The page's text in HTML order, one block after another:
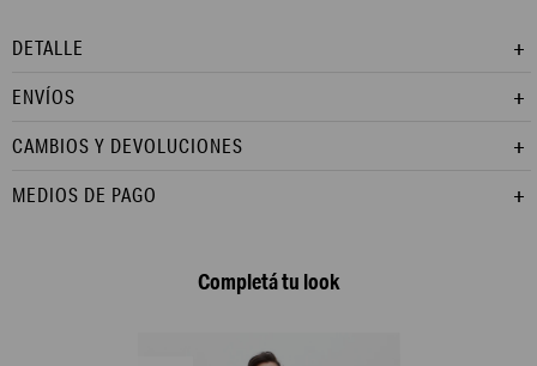
DETALLE
ENVÍOS
CAMBIOS Y DEVOLUCIONES
MEDIOS DE PAGO
Completá tu look